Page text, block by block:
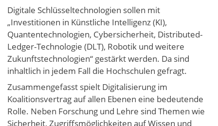
Digitale Schlüsseltechnologien sollen mit
„Investitionen in Künstliche Intelligenz (KI),
Quantentechnologien, Cybersicherheit, Distributed-
Ledger-Technologie (DLT), Robotik und weitere
Zukunftstechnologien“ gestärkt werden. Da sind
inhaltlich in jedem Fall die Hochschulen gefragt.
Zusammengefasst spielt Digitalisierung im
Koalitionsvertrag auf allen Ebenen eine bedeutende
Rolle. Neben Forschung und Lehre sind Themen wie
Sicherheit, Zugriffsmöglichkeiten auf Wissen und